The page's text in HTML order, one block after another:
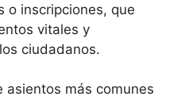
o inscripciones, que
vitales y
ciudadanos.
más comunes